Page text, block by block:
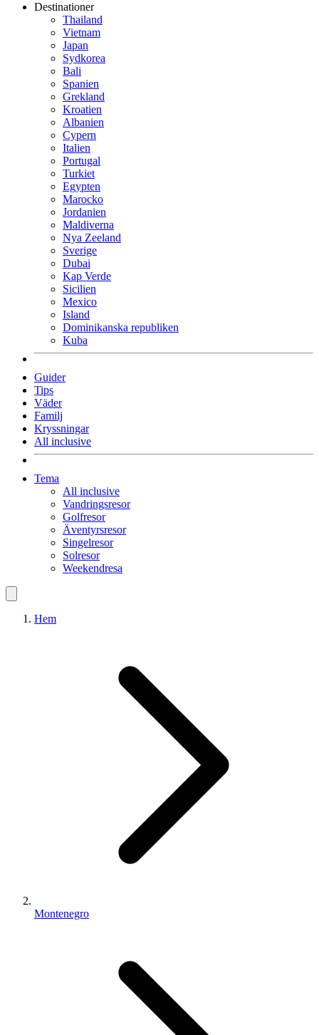
Destinationer
Thailand
Vietnam
Japan
Sydkorea
Bali
Spanien
Grekland
Kroatien
Albanien
Cypern
Italien
Portugal
Turkiet
Egypten
Marocko
Jordanien
Maldiverna
Nya Zeeland
Sverige
Dubai
Kap Verde
Sicilien
Mexico
Island
Dominikanska republiken
Kuba
Guider
Tips
Väder
Familj
Kryssningar
All inclusive
Tema
All inclusive
Vandringsresor
Golfresor
Äventyrsresor
Singelresor
Solresor
Weekendresa
Hem
Montenegro